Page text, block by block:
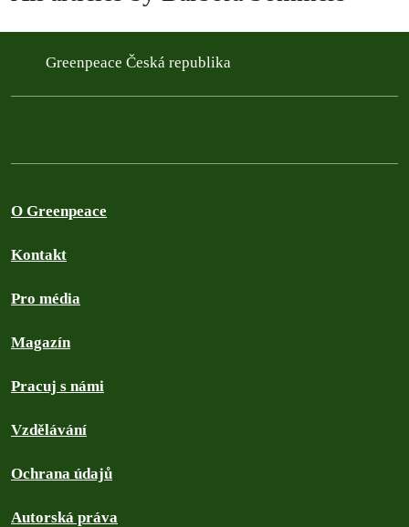
Greenpeace Česká republika
O Greenpeace
Kontakt
Pro média
Magazín
Pracuj s námi
Vzdělávání
Ochrana údajů
Autorská práva